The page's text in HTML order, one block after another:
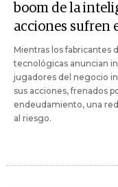
boom de la
acciones sufren
Mientras los fabricantes
tecnológicas anuncian
jugadores del negocio
sus acciones, frenados
endeudamiento, una
al riesgo.